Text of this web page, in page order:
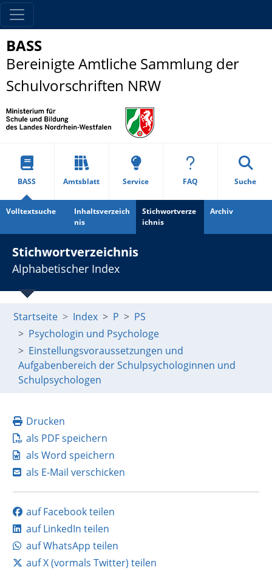
BASS
Bereinigte Amtliche Sammlung der
Schulvorschriften NRW
BASS Amtsblatt Service FAQ Suche
Volltextsuche
Inhaltsverzeich
nis
Stichwortverze
ichnis
Archiv
Stichwortverzeichnis
Alphabetischer Index
Startseite Index P
PS
Psychologin und Psychologe
Einstellungsvoraussetzungen und
Aufgabenbereich der Schulpsychologinnen und
Schulpsychologen
Drucken
als PDF speichern
als Word speichern
als E-Mail verschicken
auf Facebook teilen
auf LinkedIn teilen
auf WhatsApp teilen
auf X (vormals Twitter) teilen